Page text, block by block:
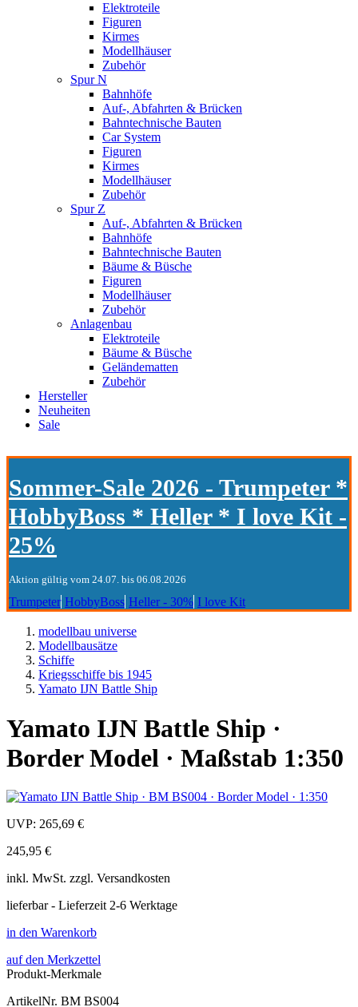
Elektroteile
Figuren
Kirmes
Modellhäuser
Zubehör
Spur N
Bahnhöfe
Auf-, Abfahrten & Brücken
Bahntechnische Bauten
Car System
Figuren
Kirmes
Modellhäuser
Zubehör
Spur Z
Auf-, Abfahrten & Brücken
Bahnhöfe
Bahntechnische Bauten
Bäume & Büsche
Figuren
Modellhäuser
Zubehör
Anlagenbau
Elektroteile
Bäume & Büsche
Geländematten
Zubehör
Hersteller
Neuheiten
Sale
Sommer-Sale 2026 - Trumpeter *
HobbyBoss * Heller * I love Kit -
25%
Aktion gültig vom 24.07. bis 06.08.2026
Trumpeter HobbyBoss Heller - 30% I love Kit
modellbau universe
Modellbausätze
Schiffe
Kriegsschiffe bis 1945
Yamato IJN Battle Ship
Yamato IJN Battle Ship ·
Border Model · Maßstab 1:350
UVP: 265,69 €
245,95 €
inkl. MwSt. zzgl. Versandkosten
lieferbar - Lieferzeit 2-6 Werktage
in den Warenkorb
auf den Merkzettel
Produkt-Merkmale
ArtikelNr. BM BS004